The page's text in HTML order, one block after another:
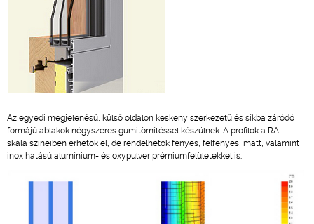
Az egyedi megjelenésű, külső oldalon keskeny szerkezetű és síkba záródó
formájú ablakok négyszeres gumitömítéssel készülnek. A profilok a RAL-
skála színeiben érhetők el, de rendelhetők fényes, félfényes, matt, valamint
inox hatású alumínium- és oxypulver prémiumfelületekkel is.